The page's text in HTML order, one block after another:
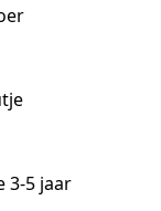
3-5 jaar